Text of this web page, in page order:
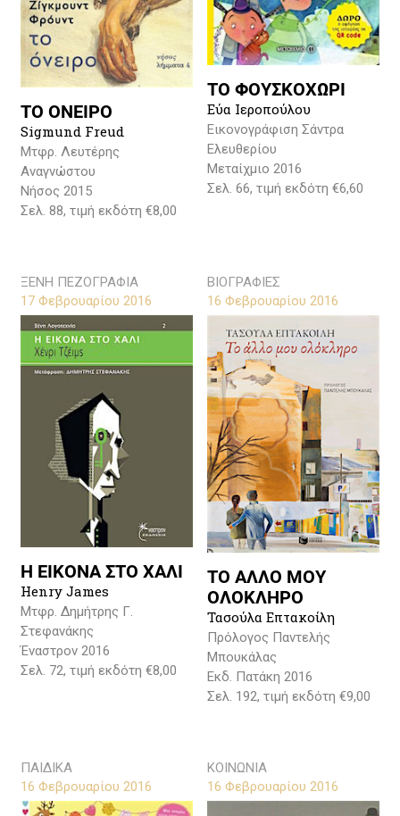
ΤΟ ΟΝΕΙΡΟ
Sigmund Freud
Μτφρ. Λευτέρης
Αναγνώστου
Νήσος 2015
Σελ. 88, τιμή εκδότη €8,00
ΤΟ ΦΟΥΣΚΟΧΩΡΙ
Εύα Ιεροπούλου
Εικονογράφιση Σάντρα
Ελευθερίου
Μεταίχμιο 2016
Σελ. 66, τιμή εκδότη €6,60
ΞΕΝΗ ΠΕΖΟΓΡΑΦΙΑ
17 Φεβρουαρίου 2016
Η ΕΙΚΟΝΑ ΣΤΟ ΧΑΛΙ
Henry James
Μτφρ. Δημήτρης Γ.
Στεφανάκης
Έναστρον 2016
Σελ. 72, τιμή εκδότη €8,00
ΒΙΟΓΡΑΦΙΕΣ
16 Φεβρουαρίου 2016
ΤΟ ΑΛΛΟ ΜΟΥ
ΟΛΟΚΛΗΡΟ
Τασούλα Επτακοίλη
Πρόλογος Παντελής
Μπουκάλας
Εκδ. Πατάκη 2016
Σελ. 192, τιμή εκδότη €9,00
ΠΑΙΔΙΚΑ
16 Φεβρουαρίου 2016
ΚΟΙΝΩΝΙΑ
16 Φεβρουαρίου 2016